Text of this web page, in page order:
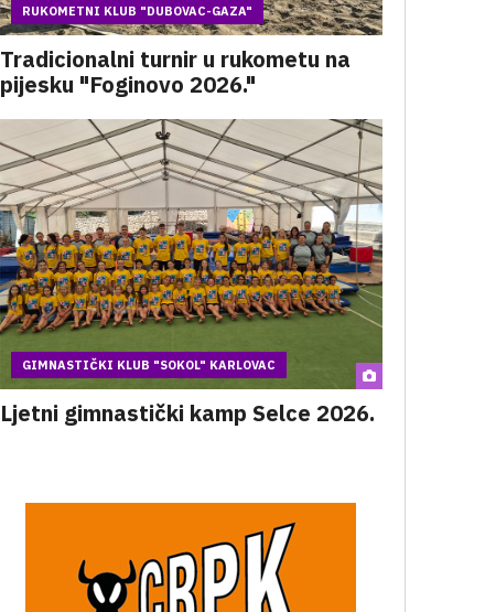
RUKOMETNI KLUB "DUBOVAC-GAZA"
Tradicionalni turnir u rukometu na
pijesku "Foginovo 2026."
GIMNASTIČKI KLUB "SOKOL" KARLOVAC
Ljetni gimnastički kamp Selce 2026.